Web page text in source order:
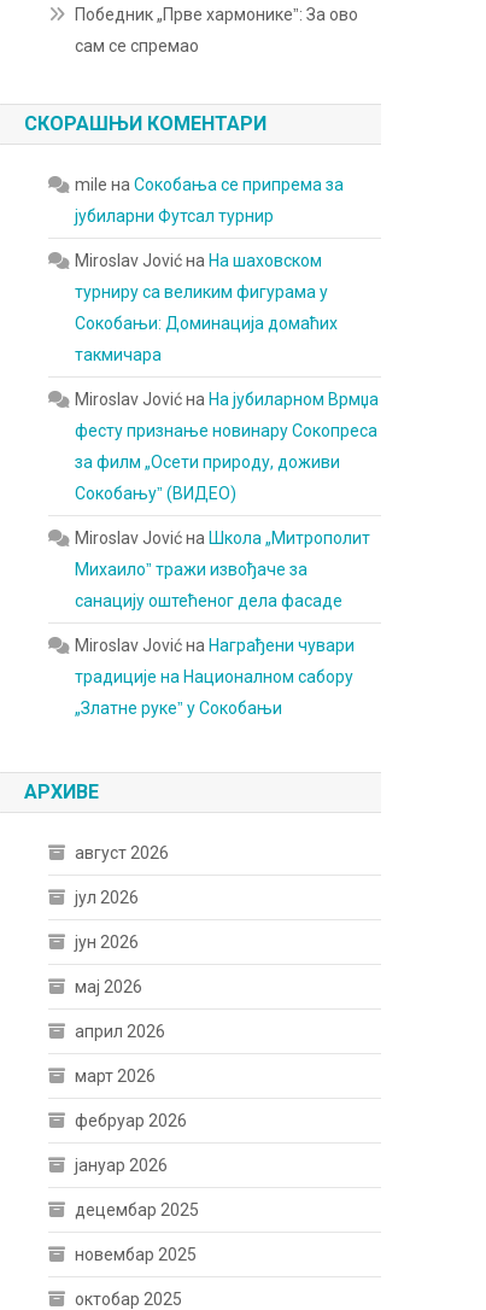
Победник „Прве хармоникеˮ: За ово
сам се спремао
СКОРАШЊИ КОМЕНТАРИ
mile наСокобања се припрема за
јубиларни Футсал турнир
Miroslav Jovićна На шаховском
турниру са великим фигурама у
Сокобањи: Доминација домаћих
такмичара
Miroslav Jovićна На јубиларном Врмџа
фесту признање новинару Сокопреса
за филм „Осети природу, доживи
Сокобањуˮ (ВИДЕО)
Miroslav Jovićна Школа „Митрополит
Михаилоˮ тражи извођаче за
санацију оштећеног дела фасаде
Miroslav Jovićна Награђени чувари
традиције на Националном сабору
„Златне рукеˮ у Сокобањи
АРХИВЕ
август 2026
јул 2026
јун 2026
мај 2026
април 2026
март 2026
фебруар 2026
јануар 2026
децембар 2025
новембар 2025
октобар 2025